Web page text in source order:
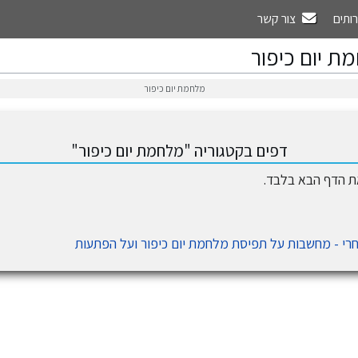
צור קשר
יום כיפור
מלחמת יום כיפור
דפים בקטגוריה "מלחמת יום כיפור"
הדף הבא בלבד.
- מחשבות על תפיסת מלחמת יום כיפור ועל הפתעות